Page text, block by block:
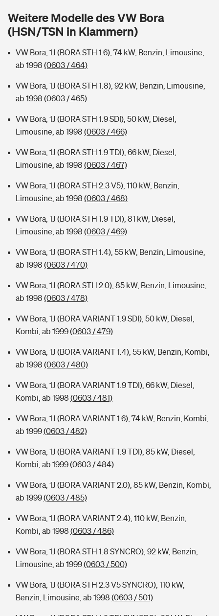
Hochwasser-Check: Wie gefährdet ist Ihr Haus?
Wer versichert was: Jetzt Versicherer finden
Sie haben Fragen?
Private Cyberversicherung
Musikinstrumentenversicherung
Zur Übersicht
Tools
Kinderunfall-Check: Mehr Sicherheit für deine Kids
Sie haben Fragen?
Sie haben Fragen?
Rentenrechner: Wie viel Geld bekomme ich im Alter?
Weitere Modelle des VW Bora
(HSN/TSN in Klammern)
VW Bora, 1J (BORA STH 1.6), 74 kW, Benzin, Limousine,
ab 1998 (0603 / 464)
VW Bora, 1J (BORA STH 1.8), 92 kW, Benzin, Limousine,
ab 1998 (0603 / 465)
VW Bora, 1J (BORA STH 1.9 SDI), 50 kW, Diesel,
Limousine, ab 1998 (0603 / 466)
VW Bora, 1J (BORA STH 1.9 TDI), 66 kW, Diesel,
Limousine, ab 1998 (0603 / 467)
VW Bora, 1J (BORA STH 2.3 V5), 110 kW, Benzin,
Limousine, ab 1998 (0603 / 468)
VW Bora, 1J (BORA STH 1.9 TDI), 81 kW, Diesel,
Limousine, ab 1998 (0603 / 469)
VW Bora, 1J (BORA STH 1.4), 55 kW, Benzin, Limousine,
ab 1998 (0603 / 470)
VW Bora, 1J (BORA STH 2.0), 85 kW, Benzin, Limousine,
ab 1998 (0603 / 478)
VW Bora, 1J (BORA VARIANT 1.9 SDI), 50 kW, Diesel,
Kombi, ab 1999(0603 / 479)
VW Bora, 1J (BORA VARIANT 1.4), 55 kW, Benzin, Kombi,
ab 1998 (0603 / 480)
VW Bora, 1J (BORA VARIANT 1.9 TDI), 66 kW, Diesel,
Kombi, ab 1998 (0603 / 481)
VW Bora, 1J (BORA VARIANT 1.6), 74 kW, Benzin, Kombi,
ab 1999(0603 / 482)
VW Bora, 1J (BORA VARIANT 1.9 TDI), 85 kW, Diesel,
Kombi, ab 1999(0603 / 484)
VW Bora, 1J (BORA VARIANT 2.0), 85 kW, Benzin, Kombi,
ab 1999(0603 / 485)
VW Bora, 1J (BORA VARIANT 2.4), 110 kW, Benzin,
Kombi, ab 1998 (0603 / 486)
VW Bora, 1J (BORA STH 1.8 SYNCRO), 92 kW, Benzin,
Limousine, ab 1999(0603 / 500)
VW Bora, 1J (BORA STH 2.3 V5 SYNCRO), 110 kW,
Benzin, Limousine, ab 1998 (0603 / 501)